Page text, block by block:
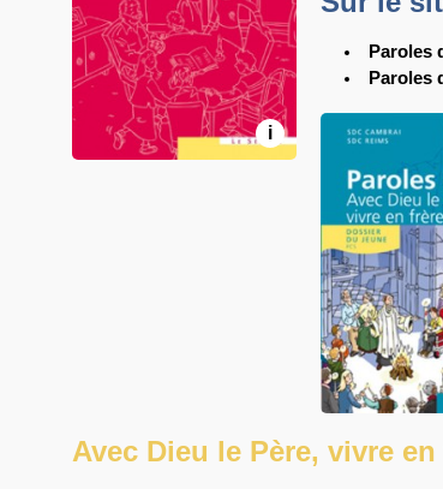
i
Paroles
Paroles
Avec Dieu le Père, vivre